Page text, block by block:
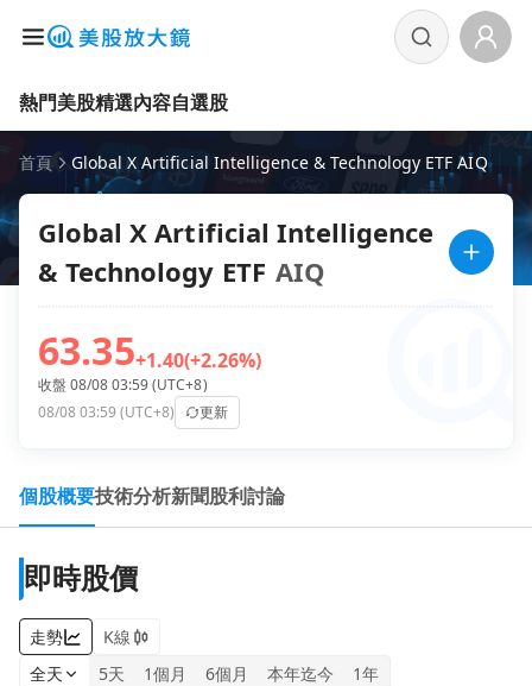
熱門美股精選內容自選股
首頁 Global X Artificial Intelligence & Technology ETF AIQ
Global X Artificial Intelligence
& Technology ETF AIQ
63.35+1.40(+2.26%)
收盤 08/08 03:59 (UTC+8)
08/08 03:59 (UTC+8)
更新
個股概要技術分析新聞股利討論
即時股價
走勢
K線
全天
5天 1個月 6個月 本年迄今 1年